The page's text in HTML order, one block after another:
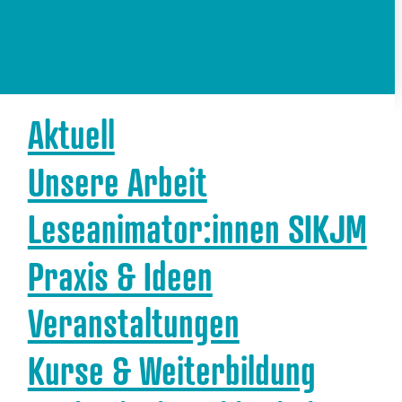
Aktuell
Unsere Arbeit
Leseanimator:innen SIKJM
Praxis & Ideen
Veranstaltungen
Kurse & Weiterbildung